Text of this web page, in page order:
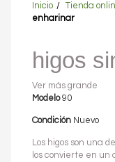
Inicio Tienda
enharinar
higos
Ver más grande
Modelo 90
Condición Nuevo
Los higos son una
los convierte en